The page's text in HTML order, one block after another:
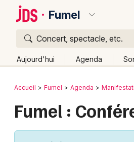
Fumel
Concert, spectacle, etc.
Aujourd'hui Agenda
Publier un événement
Bordeaux
Retour
Accueil Fumel Agenda
Fumel :
Quoi ?
Où ?
Partout
Près de moi Changer
Quand ?